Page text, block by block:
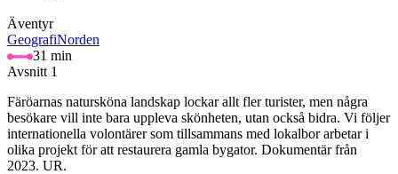
Äventyr
GeografiNorden
31 min
Avsnitt 1
Färöarnas natursköna landskap lockar allt fler turister, men några
besökare vill inte bara uppleva skönheten, utan också bidra. Vi följer
internationella volontärer som tillsammans med lokalbor arbetar i
olika projekt för att restaurera gamla bygator. Dokumentär från
2023. UR.